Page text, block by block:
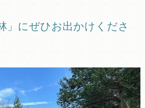
」にぜひお出かけくださ